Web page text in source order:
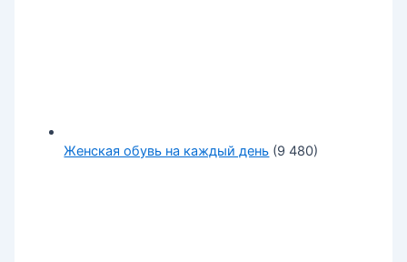
Женская обувь на каждый день (9 480)